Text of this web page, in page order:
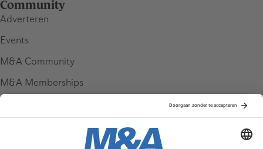
Community
Adverteren
Events
M&A Community
M&A Memberships